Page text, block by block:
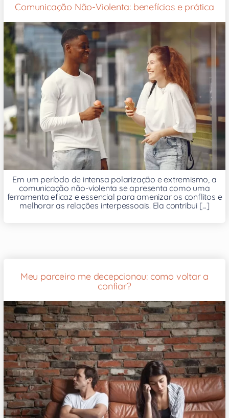
Comunicação Não-Violenta: benefícios e prática
Em um período de intensa polarização e extremismo, a
comunicação não-violenta se apresenta como uma
ferramenta eficaz e essencial para amenizar os conflitos e
melhorar as relações interpessoais. Ela contribui [...]
Meu parceiro me decepcionou: como voltar a
confiar?